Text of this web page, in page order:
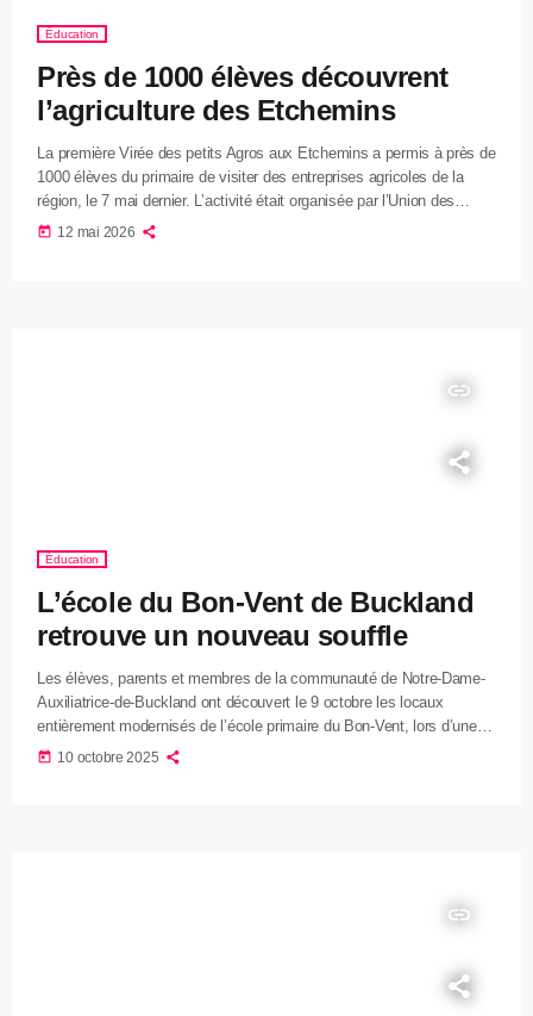
Éducation
Près de 1000 élèves découvrent
l’agriculture des Etchemins
La première Virée des petits Agros aux Etchemins a permis à près de
1000 élèves du primaire de visiter des entreprises agricoles de la
région, le 7 mai dernier. L’activité était organisée par l’Union des
producteurs agricoles de Chaudière-Appalaches, en collaboration
today 12 mai 2026
insert_link
Éducation
L’école du Bon-Vent de Buckland
retrouve un nouveau souffle
Les élèves, parents et membres de la communauté de Notre-Dame-
Auxiliatrice-de-Buckland ont découvert le 9 octobre les locaux
entièrement modernisés de l’école primaire du Bon-Vent, lors d’une
cérémonie d’inauguration jumelée à une journée portes ouvertes.
today 10 octobre 2025
insert_link